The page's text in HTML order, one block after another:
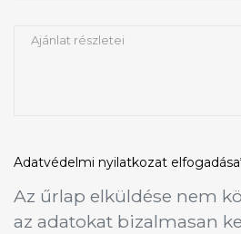
Adatvédelmi nyilatkozat
Az űrlap elküldése nem
az adatokat bizalmasan